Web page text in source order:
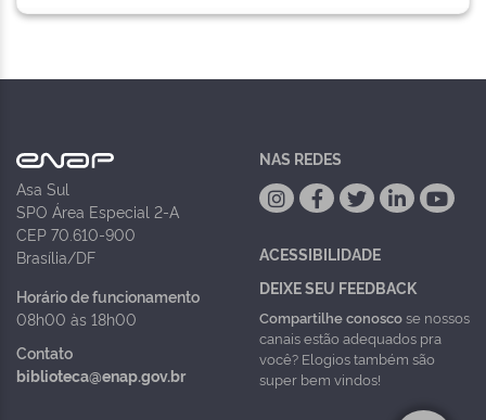
Asa Sul
SPO Área Especial 2-A
CEP 70.610-900
Brasília/DF
Horário de funcionamento
08h00 às 18h00
Contato
biblioteca@enap.gov.br
NAS REDES
ACESSIBILIDADE
DEIXE SEU FEEDBACK
Compartilhe conoscose nossos
canais estão adequados pra
você? Elogios também são
super bem vindos!